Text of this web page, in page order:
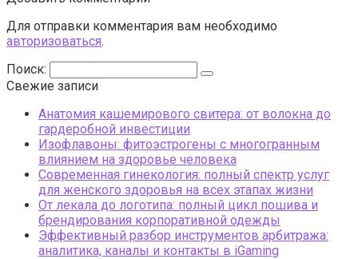
Для отправки комментария вам необходимо
авторизоваться.
Поиск:
Свежие записи
Анатомия кашемирового свитера: от волокна до
гардеробной инвестиции
Изофлавоны: фитоэстрогены с многогранным
влиянием на здоровье человека
Современная гинекология: полный спектр услуг
для женского здоровья на всех этапах жизни
От лекала до логотипа: полный цикл пошива и
брендирования корпоративной одежды
Эффективный разбор инструментов арбитража:
аналитика, каналы и контакты в iGaming